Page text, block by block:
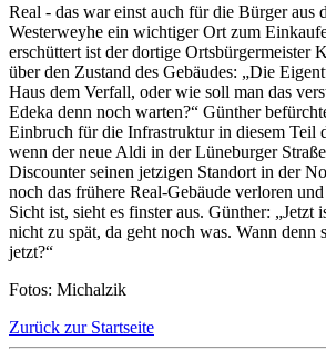
Real - das war einst auch für die Bürger aus
Westerweyhe ein wichtiger Ort zum
erschüttert ist der dortige Ortsbürgermeister
über den Zustand des Gebäudes: „Die
Haus dem Verfall, oder wie soll man das
Edeka denn noch warten?“ Günther
Einbruch für die Infrastruktur in diesem Teil
wenn der neue Aldi in der Lüneburger
Discounter seinen jetzigen Standort in der
noch das frühere Real-Gebäude verloren
Sicht ist, sieht es finster aus. Günther: „Jetzt
nicht zu spät, da geht noch was. Wann denn
jetzt?“
Fotos: Michalzik
Zurück zur Startseite